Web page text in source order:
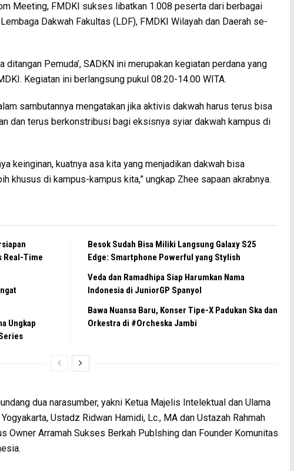
Meeting, FMDKI sukses libatkan 1.008 peserta dari berbagai
Dakwah Fakultas (LDF), FMDKI Wilayah dan Daerah se-
ditangan Pemuda’, SADKN ini merupakan kegiatan perdana yang
Kegiatan ini berlangsung pukul 08.20-14.00 WITA.
sambutannya mengatakan jika aktivis dakwah harus terus bisa
dan terus berkonstribusi bagi eksisnya syiar dakwah kampus di
keinginan, kuatnya asa kita yang menjadikan dakwah bisa
khusus di kampus-kampus kita,” ungkap Zhee sapaan akrabnya.
Real-Time
Ungkap
Besok Sudah Bisa Miliki Langsung Galaxy S25
Edge: Smartphone Powerful yang Stylish
Veda dan Ramadhipa Siap Harumkan Nama
Indonesia di JuniorGP Spanyol
Bawa Nuansa Baru, Konser Tipe-X Padukan Ska dan
Orkestra di #Orcheska Jambi
dua narasumber, yakni Ketua Majelis Intelektual dan Ulama
Ustadz Ridwan Hamidi, Lc., MA dan Ustazah Rahmah
Owner Arramah Sukses Berkah Publshing dan Founder Komunitas